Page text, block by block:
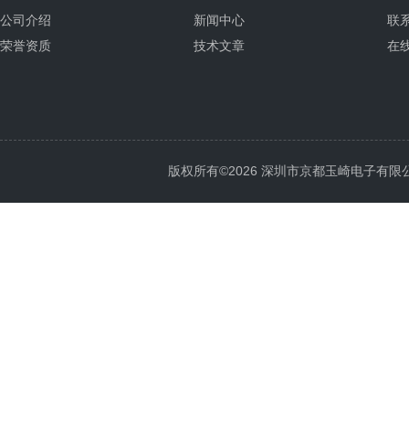
公司介绍
荣誉资质
新闻中心
技术文章
联
在
版权所有©2026 深圳市京都玉崎电子有